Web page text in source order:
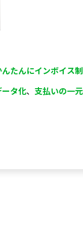
んたんにインボイス
ータ化、 支払いの一